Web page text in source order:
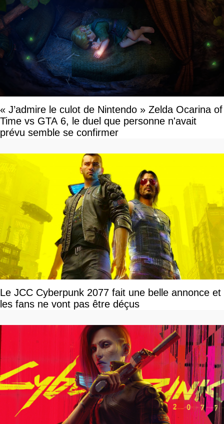
« J’admire le culot de Nintendo » Zelda Ocarina of
Time vs GTA 6, le duel que personne n'avait
prévu semble se confirmer
Le JCC Cyberpunk 2077 fait une belle annonce et
les fans ne vont pas être déçus